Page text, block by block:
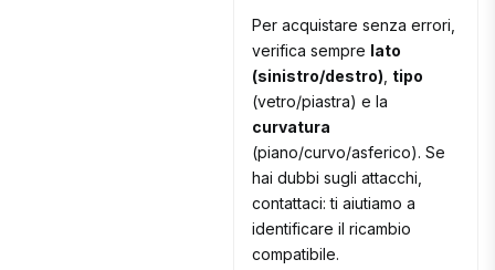
Per acquistare senza errori,
verifica sempre lato
(sinistro/destro) tipo
(vetro/piastra) e la
curvatura
(piano/curvo/asferico). Se
hai dubbi sugli attacchi,
contattaci: ti aiutiamo a
identificare il ricambio
compatibile.